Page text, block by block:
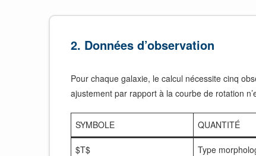
2. Données d’observation
Pour chaque galaxie, le calcul nécessite cinq
ajustement par rapport à la courbe de rotation
SYMBOLE QUANTITÉ
$T$ Type